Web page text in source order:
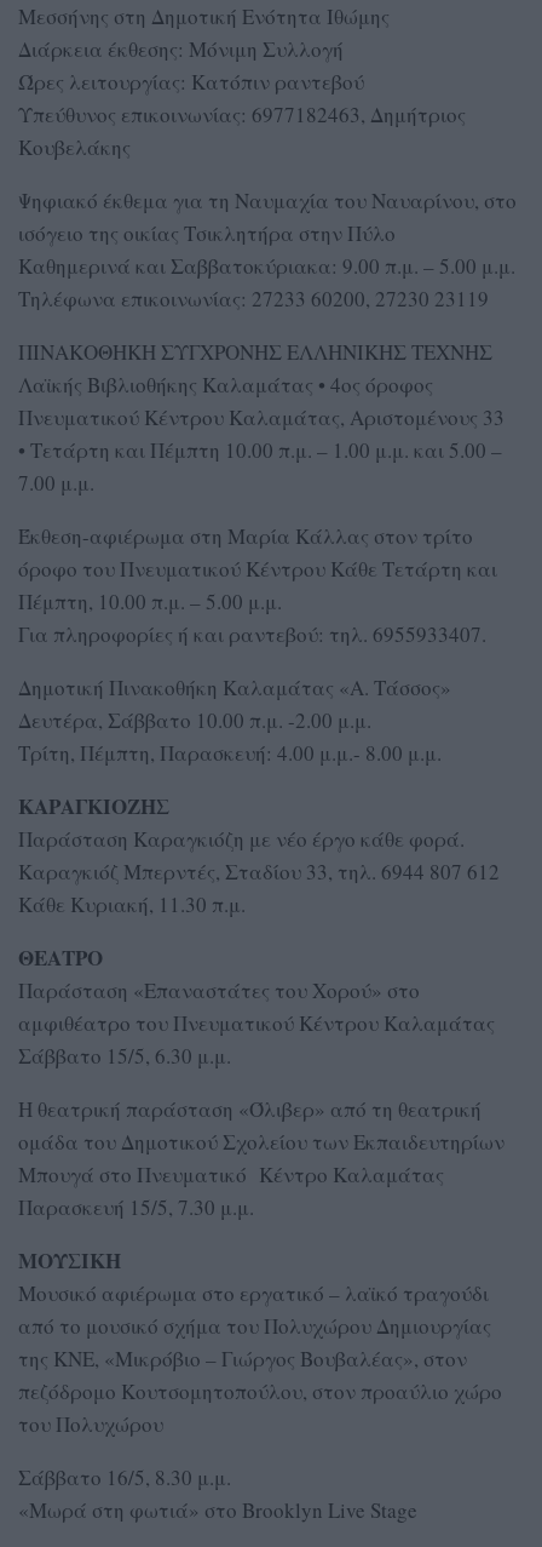
Μεσσήνης στη Δημοτική Ενότητα Ιθώμης
Διάρκεια έκθεσης: Μόνιμη Συλλογή
Ώρες λειτουργίας: Κατόπιν ραντεβού
Υπεύθυνος επικοινωνίας: 6977182463, Δημήτριος
Κουβελάκης
Ψηφιακό έκθεμα για τη Ναυμαχία του Ναυαρίνου, στο
ισόγειο της οικίας Τσικλητήρα στην Πύλο
Καθημερινά και Σαββατοκύριακα: 9.00 π.μ. – 5.00 μ.μ.
Τηλέφωνα επικοινωνίας: 27233 60200, 27230 23119
ΠΙΝΑΚΟΘΗΚΗ ΣΥΓΧΡΟΝΗΣ ΕΛΛΗΝΙΚΗΣ ΤΕΧΝΗΣ
Λαϊκής Βιβλιοθήκης Καλαμάτας • 4ος όροφος
Πνευματικού Κέντρου Καλαμάτας, Αριστομένους 33
• Τετάρτη και Πέμπτη 10.00 π.μ. – 1.00 μ.μ. και 5.00 –
7.00 μ.μ.
Έκθεση-αφιέρωμα στη Μαρία Κάλλας στον τρίτο
όροφο του Πνευματικού Κέντρου Κάθε Τετάρτη και
Πέμπτη, 10.00 π.μ. – 5.00 μ.μ.
Για πληροφορίες ή και ραντεβού: τηλ. 6955933407.
Δημοτική Πινακοθήκη Καλαμάτας «Α. Τάσσος»
Δευτέρα, Σάββατο 10.00 π.μ. -2.00 μ.μ.
Τρίτη, Πέμπτη, Παρασκευή: 4.00 μ.μ.- 8.00 μ.μ.
ΚΑΡΑΓΚΙΟΖΗΣ
Παράσταση Καραγκιόζη με νέο έργο κάθε φορά.
Καραγκιόζ Μπερντές, Σταδίου 33, τηλ. 6944 807 612
Κάθε Κυριακή, 11.30 π.μ.
ΘΕΑΤΡΟ
Παράσταση «Επαναστάτες του Χορού» στο
αμφιθέατρο του Πνευματικού Κέντρου Καλαμάτας
Σάββατο 15/5, 6.30 μ.μ.
Η θεατρική παράσταση «Όλιβερ» από τη θεατρική
ομάδα του Δημοτικού Σχολείου των Εκπαιδευτηρίων
Μπουγά στο Πνευματικό Κέντρο Καλαμάτας
Παρασκευή 15/5, 7.30 μ.μ.
ΜΟΥΣΙΚΗ
Μουσικό αφιέρωμα στο εργατικό – λαϊκό τραγούδι
από το μουσικό σχήμα του Πολυχώρου Δημιουργίας
της ΚΝΕ, «Μικρόβιο – Γιώργος Βουβαλέας», στον
πεζόδρομο Κουτσομητοπούλου, στον προαύλιο χώρο
του Πολυχώρου
Σάββατο 16/5, 8.30 μ.μ.
«Μωρά στη φωτιά» στο Brooklyn Live Stage